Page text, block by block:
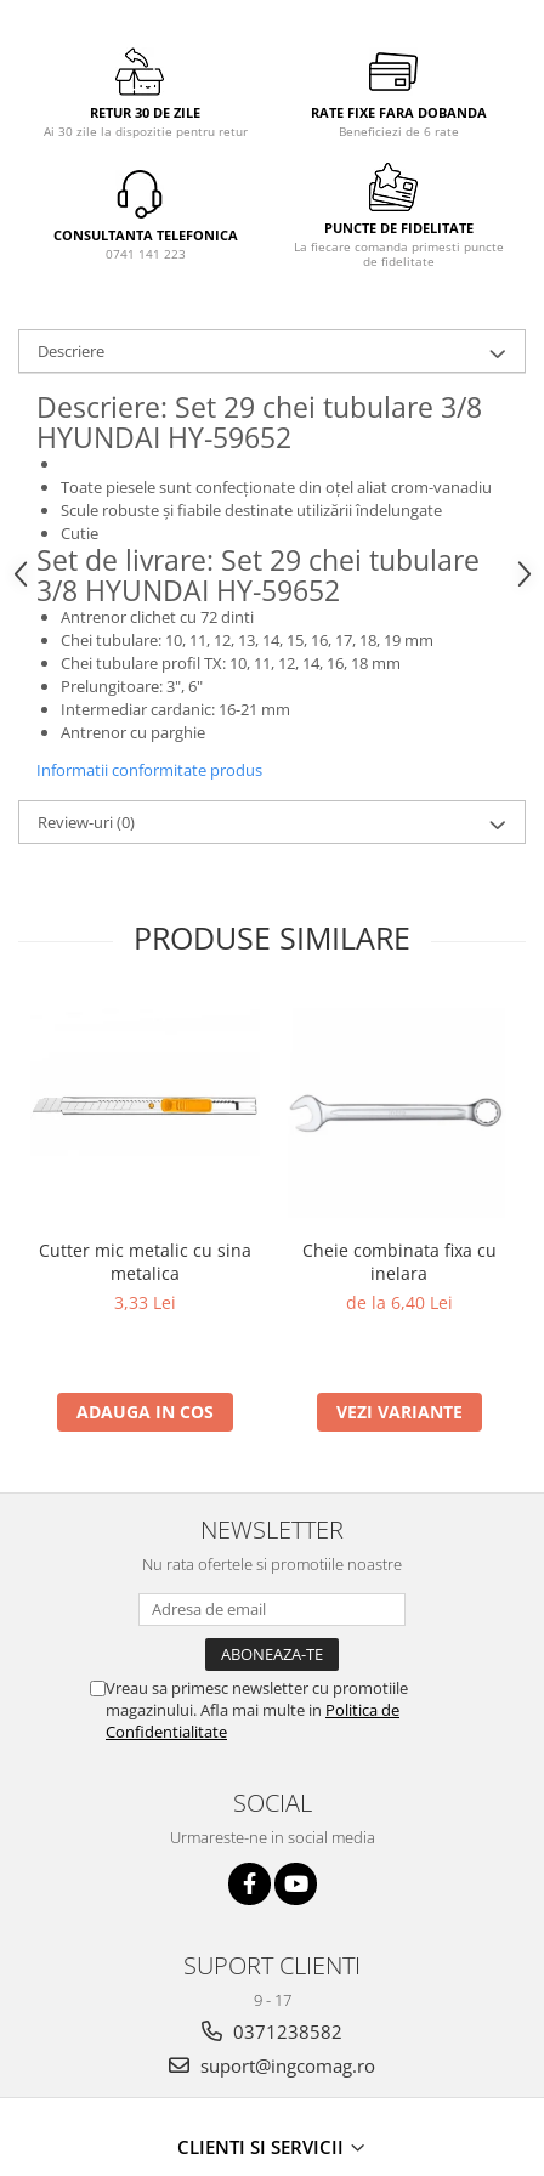
RETUR 30 DE ZILE
Ai 30 zile la dispozitie pentru retur
RATE FIXE FARA DOBANDA
Beneficiezi de 6 rate
CONSULTANTA TELEFONICA
0741 141 223
PUNCTE DE FIDELITATE
La fiecare comanda primesti puncte
de fidelitate
Descriere
Descriere: Set 29 chei tubulare 3/8
HYUNDAI HY-59652
Toate piesele sunt confecționate din oțel aliat crom-vanadiu
Scule robuste și fiabile destinate utilizării îndelungate
Cutie
Set de livrare: Set 29 chei tubulare
3/8 HYUNDAI HY-59652
Antrenor clichet cu 72 dinti
Chei tubulare: 10, 11, 12, 13, 14, 15, 16, 17, 18, 19 mm
Chei tubulare profil TX: 10, 11, 12, 14, 16, 18 mm
Prelungitoare: 3", 6"
Intermediar cardanic: 16-21 mm
Antrenor cu parghie
Informatii conformitate produs
Review-uri(0)
PRODUSE SIMILARE
Cutter mic metalic cu sina
metalica
3,33 Lei
ADAUGA IN COS
Cheie combinata fixa cu
inelara
de la 6,40 Lei
VEZI VARIANTE
NEWSLETTER
Nu rata ofertele si promotiile noastre
Vreau sa primesc newsletter cu promotiile
magazinului. Afla mai multe in Politica de
Confidentialitate
SOCIAL
Urmareste-ne in social media
SUPORT CLIENTI
9 - 17
0371238582
suport@ingcomag.ro
CLIENTI SI SERVICII